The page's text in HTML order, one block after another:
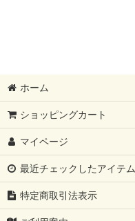
ホーム
ショッピングカート
マイページ
最近チェックしたアイテム
特定商取引法表示